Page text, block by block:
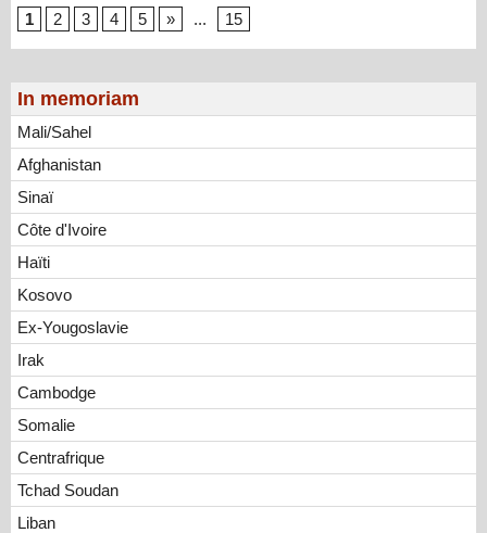
In memoriam
Mali/Sahel
Afghanistan
Sinaï
Côte d'Ivoire
Haïti
Kosovo
Ex-Yougoslavie
Irak
Cambodge
Somalie
Centrafrique
Tchad Soudan
Liban
1
2 3 4 5 » ... 15